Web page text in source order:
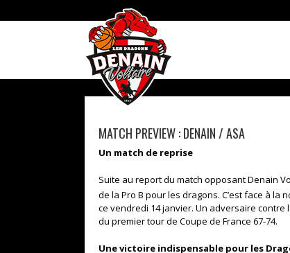
to
MATCH PREVIEW : DENAIN / ASA
Un match de reprise
Suite au report du match opposant Denain
de la Pro B pour les dragons. C’est face à la
ce vendredi 14 janvier. Un adversaire
du premier tour de Coupe de France 67-74.
Une victoire indispensable pour les